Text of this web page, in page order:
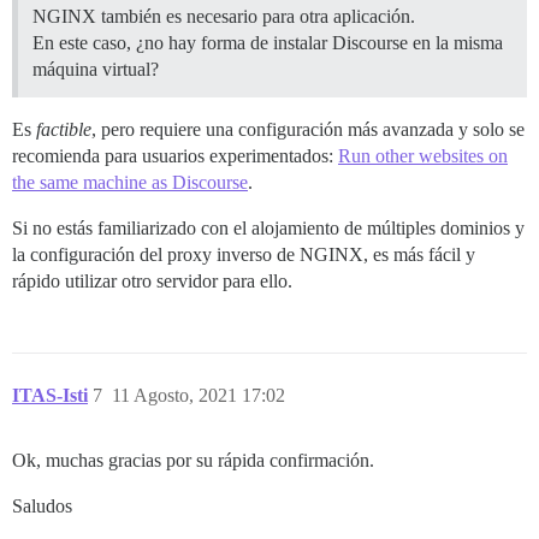
NGINX también es necesario para otra aplicación.
En este caso, ¿no hay forma de instalar Discourse en la misma
máquina virtual?
Es factible, pero requiere una configuración más avanzada y solo se
recomienda para usuarios experimentados: Run other websites on
the same machine as Discourse.
Si no estás familiarizado con el alojamiento de múltiples dominios y
la configuración del proxy inverso de NGINX, es más fácil y
rápido utilizar otro servidor para ello.
ITAS-Isti 11 Agosto, 2021 17:02
7
Ok, muchas gracias por su rápida confirmación.
Saludos